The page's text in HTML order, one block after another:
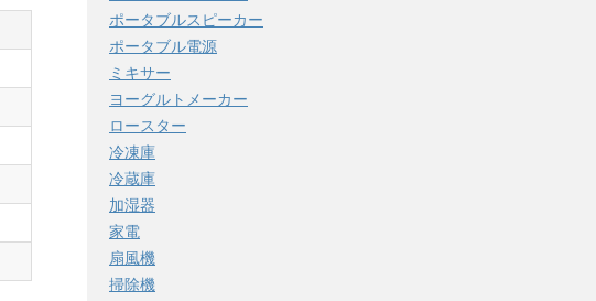
ポータブルスピーカー
ポータブル電源
ミキサー
ヨーグルトメーカー
ロースター
冷凍庫
冷蔵庫
加湿器
家電
扇風機
掃除機